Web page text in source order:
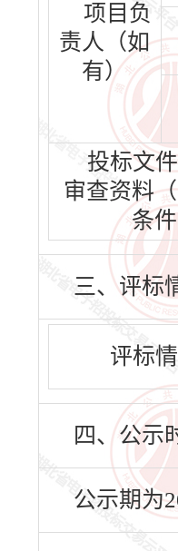
项目负
责人（如
有）
投标文
审查资料
条
三、评标
评标
四、公示
公示期为